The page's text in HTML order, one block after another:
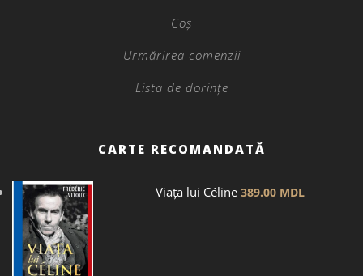
Coș
Urmărirea comenzii
Lista de dorințe
CARTE RECOMANDATĂ
Viața lui Céline 389.00 MDL